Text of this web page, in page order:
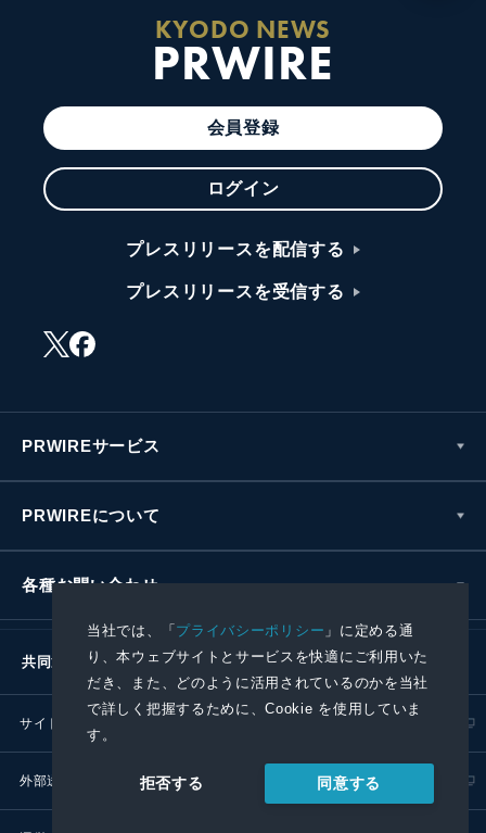
当社では、「プライバシーポリシー 」に定める通
り、本ウェブサイトとサービスを快適にご利用いた
だき、また、どのように活用されているのかを当社
で詳しく把握するために、Cookie を使用していま
す。
拒否する 同意する
KYODO NEWS
PRWIRE
会員登録
ログイン
プレスリリースを配信する
プレスリリースを受信する
PRWIREサービス
PRWIREについて
各種お問い合わせ
共同通信社グループ
サイトポリシー
外部送信ポリシー プレスリリース取扱基準